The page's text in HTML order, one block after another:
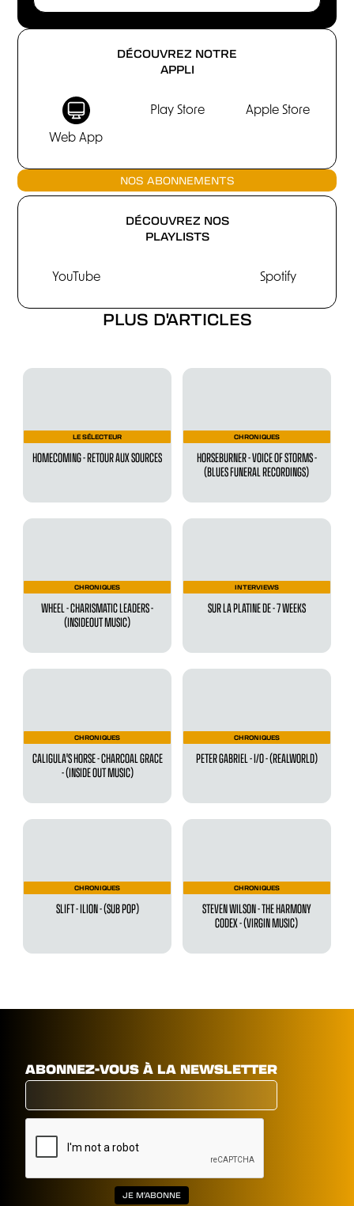
DÉCOUVREZ NOTRE
APPLI
Web App
Play Store Apple Store
NOS ABONNEMENTS
DÉCOUVREZ NOS
PLAYLISTS
YouTube Spotify
PLUS D'ARTICLES
LE SÉLECTEUR
HOMECOMING - RETOUR AUX SOURCES
CHRONIQUES
HORSEBURNER - VOICE OF STORMS -
(BLUES FUNERAL RECORDINGS)
CHRONIQUES
WHEEL - CHARISMATIC LEADERS -
(INSIDEOUT MUSIC)
INTERVIEWS
SUR LA PLATINE DE - 7 WEEKS
CHRONIQUES
CALIGULA'S HORSE - CHARCOAL GRACE
- (INSIDE OUT MUSIC)
CHRONIQUES
PETER GABRIEL - I/O - (REALWORLD)
CHRONIQUES
SLIFT - ILION - (SUB POP)
CHRONIQUES
STEVEN WILSON - THE HARMONY
CODEX - (VIRGIN MUSIC)
ABONNEZ-VOUS À LA NEWSLETTER